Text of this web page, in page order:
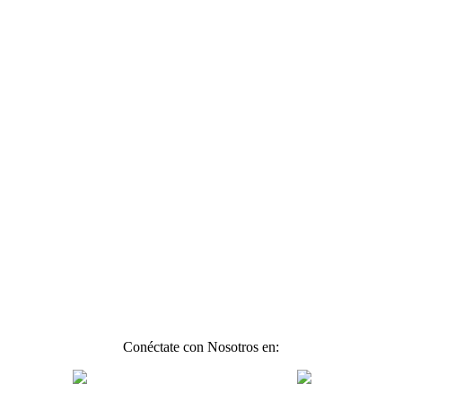
Conéctate con Nosotros en: